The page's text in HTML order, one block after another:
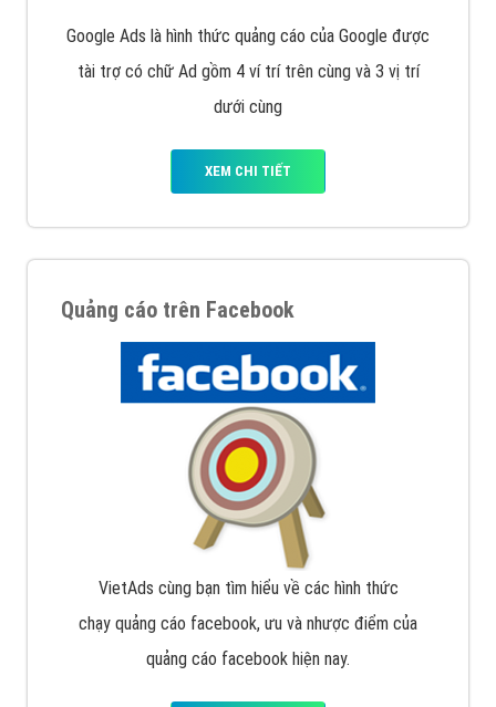
Google Ads là hình thức quảng cáo của Google được
tài trợ có chữ Ad gồm 4 ví trí trên cùng và 3 vị trí
dưới cùng
XEM CHI TIẾT
Quảng cáo trên Facebook
VietAds cùng bạn tìm hiểu về các hình thức
chạy quảng cáo facebook, ưu và nhược điểm của
quảng cáo facebook hiện nay.